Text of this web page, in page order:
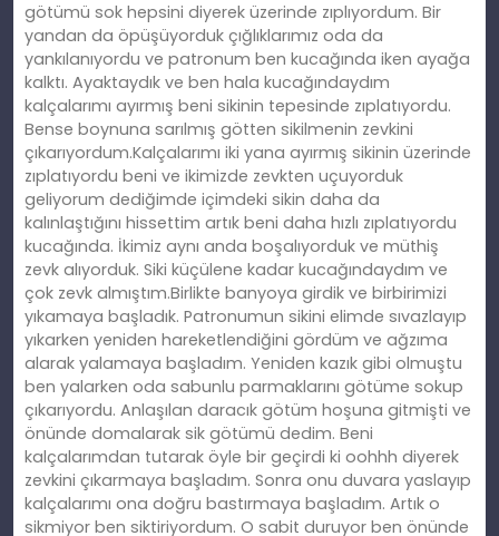
götümü sok hepsini diyerek üzerinde zıplıyordum. Bir
yandan da öpüşüyorduk çığlıklarımız oda da
yankılanıyordu ve patronum ben kucağında iken ayağa
kalktı. Ayaktaydık ve ben hala kucağındaydım
kalçalarımı ayırmış beni sikinin tepesinde zıplatıyordu.
Bense boynuna sarılmış götten sikilmenin zevkini
çıkarıyordum.Kalçalarımı iki yana ayırmış sikinin üzerinde
zıplatıyordu beni ve ikimizde zevkten uçuyorduk
geliyorum dediğimde içimdeki sikin daha da
kalınlaştığını hissettim artık beni daha hızlı zıplatıyordu
kucağında. İkimiz aynı anda boşalıyorduk ve müthiş
zevk alıyorduk. Siki küçülene kadar kucağındaydım ve
çok zevk almıştım.Birlikte banyoya girdik ve birbirimizi
yıkamaya başladık. Patronumun sikini elimde sıvazlayıp
yıkarken yeniden hareketlendiğini gördüm ve ağzıma
alarak yalamaya başladım. Yeniden kazık gibi olmuştu
ben yalarken oda sabunlu parmaklarını götüme sokup
çıkarıyordu. Anlaşılan daracık götüm hoşuna gitmişti ve
önünde domalarak sik götümü dedim. Beni
kalçalarımdan tutarak öyle bir geçirdi ki oohhh diyerek
zevkini çıkarmaya başladım. Sonra onu duvara yaslayıp
kalçalarımı ona doğru bastırmaya başladım. Artık o
sikmiyor ben siktiriyordum. O sabit duruyor ben önünde